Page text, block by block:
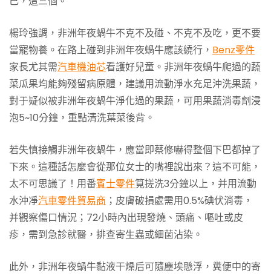
楊玲強調，非洲年夜蝸牛不克不及碰、不克不及吃，更不要
當寵物養。在路上碰到非洲年夜蝸牛應該繞行， Benz零件
家長尤其需汽車機油芯看護好兒童。非洲年夜蝸牛爬過的蔬
菜瓜果均能夠殘留病原體，建議用流動淨水充足沖洗果蔬，
對于疑似被非洲年夜蝸牛淨化過的果蔬，可用果蔬消毒劑浸
泡5~10分鐘，重點清洗葉菜後背。
若失慎接觸非洲年夜蝸牛，應當即蔡修嚇得整個下巴都掉了
下來。這種話怎麼會從那位女士的嘴裡說出來？這不可能，
太不可思議了！用番賓士零件筧搓洗3分鐘以上，并用流動
水沖凈汽車零件貿易商 ；皮膚破損處需用0.5%碘伏消毒，
并觀察傷口情況；72小時內出現發燒、頭痛、嘔吐或皮
疹，需到急診就醫，排查寄生蟲或細菌沾染。
此外，非洲年夜蝸牛黏液干燥后可隨塵埃懸浮，糞便中的寄